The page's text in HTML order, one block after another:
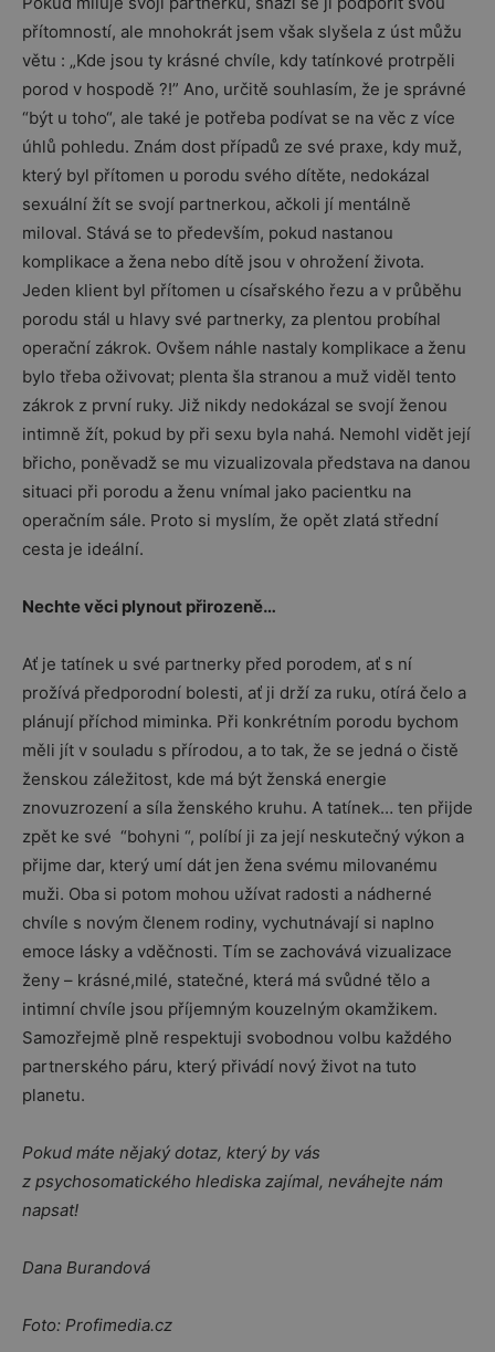
přítomností, ale mnohokrát jsem však slyšela z úst můžu
větu : „Kde jsou ty krásné chvíle, kdy tatínkové protrpěli
porod v hospodě ?!” Ano, určitě souhlasím, že je správné
“být u toho“, ale také je potřeba podívat se na věc z více
úhlů pohledu. Znám dost případů ze své praxe, kdy muž,
který byl přítomen u porodu svého dítěte, nedokázal
sexuální žít se svojí partnerkou, ačkoli jí mentálně
miloval. Stává se to především, pokud nastanou
komplikace a žena nebo dítě jsou v ohrožení života.
Jeden klient byl přítomen u císařského řezu a v průběhu
porodu stál u hlavy své partnerky, za plentou probíhal
operační zákrok. Ovšem náhle nastaly komplikace a ženu
bylo třeba oživovat; plenta šla stranou a muž viděl tento
zákrok z první ruky. Již nikdy nedokázal se svojí ženou
intimně žít, pokud by při sexu byla nahá. Nemohl vidět její
břicho, poněvadž se mu vizualizovala představa na danou
situaci při porodu a ženu vnímal jako pacientku na
operačním sále. Proto si myslím, že opět zlatá střední
cesta je ideální.
Nechte věci plynout přirozeně…
Ať je tatínek u své partnerky před porodem, ať s ní
prožívá předporodní bolesti, ať ji drží za ruku, otírá čelo a
plánují příchod miminka. Při konkrétním porodu bychom
měli jít v souladu s přírodou, a to tak, že se jedná o čistě
ženskou záležitost, kde má být ženská energie
znovuzrození a síla ženského kruhu. A tatínek… ten přijde
zpět ke své “bohyni “, políbí ji za její neskutečný výkon a
přijme dar, který umí dát jen žena svému milovanému
muži. Oba si potom mohou užívat radosti a nádherné
chvíle s novým členem rodiny, vychutnávají si naplno
emoce lásky a vděčnosti. Tím se zachovává vizualizace
ženy – krásné,milé, statečné, která má svůdné tělo a
intimní chvíle jsou příjemným kouzelným okamžikem.
Samozřejmě plně respektuji svobodnou volbu každého
partnerského páru, který přivádí nový život na tuto
planetu.
Pokud máte nějaký dotaz, který by vás
z psychosomatického hlediska zajímal, neváhejte nám
napsat!
Dana Burandová
Foto: Profimedia.cz